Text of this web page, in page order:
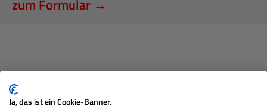
zum Formular →
Ja, das ist ein Cookie-Banner.